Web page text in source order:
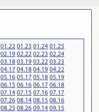
01.22 01.23 01.24 01.25
02.19 02.22 02.23 02.24
03.18 03.19 03.22 03.23
04.17 04.18 04.19 04.22
05.16 05.17 05.18 05.19
06.15 06.16 06.17 06.18
07.14 07.15 07.16 07.17
07.26 08.14 08.15 08.16
08.25 08.26 09.14 09.15